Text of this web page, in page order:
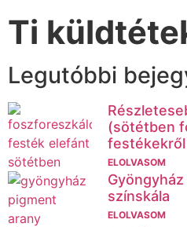
Ti
Legutóbbi
(sötétben
festékekről
ELOLVASOM
színskála
ELOLVASOM